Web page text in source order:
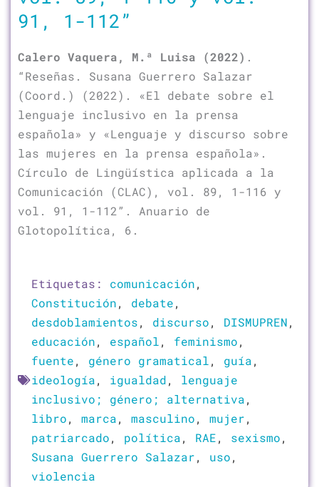
91, 1-112”
Calero Vaquera, M.ª Luisa (2022) .
“Reseñas. Susana Guerrero Salazar
(Coord.) (2022). «El debate sobre el
lenguaje inclusivo en la prensa
española» y «Lenguaje y discurso sobre
las mujeres en la prensa española».
Círculo de Lingüística aplicada a la
Comunicación (CLAC), vol. 89, 1-116 y
vol. 91, 1-112”. Anuario de
Glotopolítica, 6.
Etiquetas: comunicación,
Constitución, debate,
desdoblamientos, discurso, DISMUPREN,
educación, español, feminismo,
fuente, género gramatical, guía,
ideología, igualdad, lenguaje
inclusivo; género; alternativa,
libro, marca, masculino, mujer,
patriarcado, política, RAE, sexismo,
Susana Guerrero Salazar, uso,
violencia